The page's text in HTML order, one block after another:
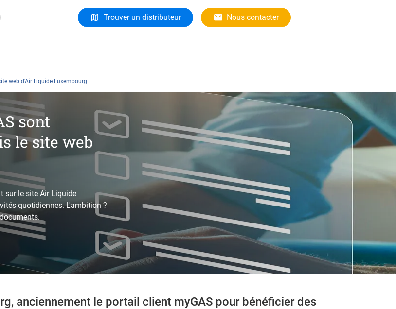
Trouver un distributeur Nous contacter
web d'Air Liquide Luxembourg
sont
le site web
sur le site Air Liquide
quotidiennes. L'ambition ?
anciennement le portail client myGAS pour bénéficier des